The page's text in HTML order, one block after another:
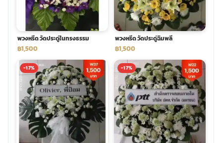
จัดดอกไม้งานศพ ราคา
ดอกไม้งานศพ ออนไลน์
พวงดอกไม้งานศพ
พวงหรีด ปากคลองตลาด ราคา
พวงหรีด วัดประดู่ในทรงธรรม
฿1,500
พวงหรีด วัดประดู่ฉิมพลี
฿1,500
-17% -17%